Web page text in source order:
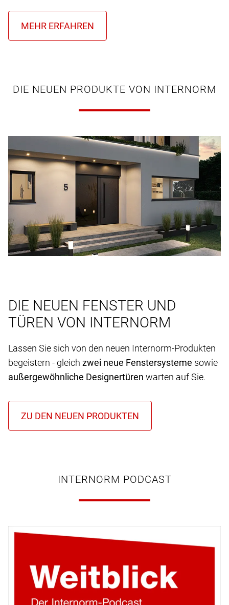
DIE NEUEN PRODUKTE VON INTERNORM
DIE NEUEN FENSTER UND
TÜREN VON INTERNORM
Lassen Sie sich von den neuen Internorm-Produkten
begeistern - gleich zwei neue Fenstersysteme sowie
außergewöhnliche Designertüren warten auf Sie.
INTERNORM PODCAST